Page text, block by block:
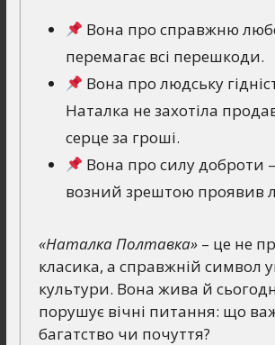
Вона про справжню
перемагає всі перешкоди.
Вона про людську
Наталка не захотіла
серце за гроші.
Вона про силу доброти
возний зрештою проявив
«Наталка Полтавка»– це не
класика, а справжній символ
культури. Вона жива й
порушує вічні питання: що
багатство чи почуття?